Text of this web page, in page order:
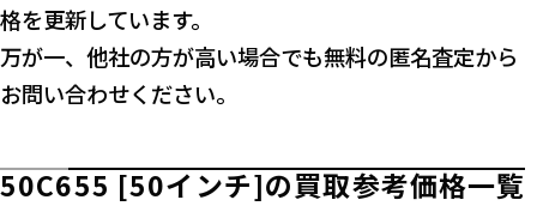
格を更新しています。
万が一、他社の方が高い場合でも無料の匿名査定から
お問い合わせください。
50C655 [50インチ]の買取参考価格一覧